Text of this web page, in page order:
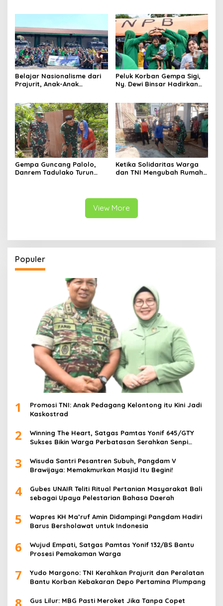
Belajar Nasionalisme dari
Prajurit, Anak-Anak
Peluk Korban Gempa Sigi,
Ny. Dewi Binsar Hadirkan
Gempa Guncang Palolo,
Danrem Tadulako Turun
Ketika Solidaritas Warga
dan TNI Mengubah Rumah
View More
Populer
1
Promosi TNI: Anak Pedagang Kelontong itu Kini Jadi
Kaskostrad
2
Winning The Heart, Satgas Pamtas Yonif 645/GTY
Sukses Bikin Warga Perbatasan Serahkan Senpi
3
Wisuda Santri Pesantren Subuh, Pangdam V
Brawijaya: Memakmurkan Masjid Itu Begini!
4
Gubes UNAIR Teliti Ritual Pertanian Masyarakat Bali
sebagai Upaya Pelestarian Bahasa Daerah
5
Wapres KH Ma’ruf Amin Didampingi Pangdam Hadiri
Barus Bersholawat untuk Indonesia
6
Wujud Empati, Satgas Pamtas Yonif 132/BS Bantu
Prosesi Pemakaman Warga
7
Yudo Margono: TNI Kerahkan Prajurit dan Peralatan
Bantu Korban Kebakaran Depo Pertamina Plumpang
Gus Lilur: MBG Pasti Meroket Jika Tanpa Copet